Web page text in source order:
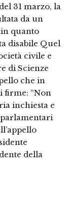
31 marzo, la
da un
in quanto
disabile Quel
civile e
di Scienze
che in
firme: “Non
inchiesta e
della